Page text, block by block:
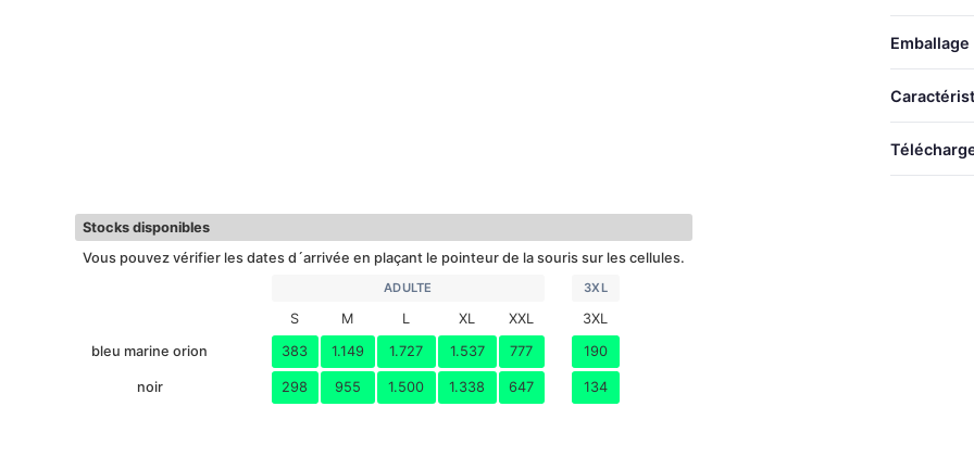
LONGUEUR
Emballage
M
Stocks disponibles
Vous pouvez vérifier les dates d´arrivée en plaçant le pointeur de la souris sur les cellules.
ADULTE 3XL
S M L XL XXL
3XL
bleu marine orion
383 1.149 1.727 1.537 777 190
noir 298 955 1.500 1.338 647 134